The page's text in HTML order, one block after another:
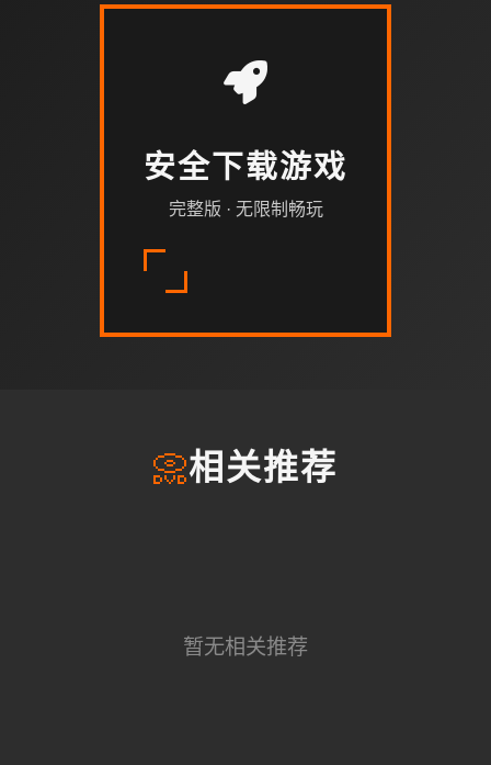
安全下载游戏
完整版 · 无限制畅玩
📀相关推荐
暂无相关推荐